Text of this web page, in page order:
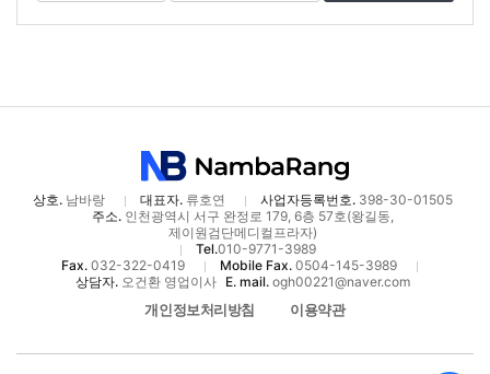
물대
어
상호.남바랑 대표자.류호연 사업자등록번호.398-30-01505
주소.인천광역시 서구 완정로 179, 6층 57호(왕길동,
제이원검단메디컬프라자)
Tel.010-9771-3989
Fax. 032-322-0419 Mobile Fax. 0504-145-3989
상담자.오건환 영업이사 E. mail.ogh00221@naver.com
개인정보처리방침 이용약관